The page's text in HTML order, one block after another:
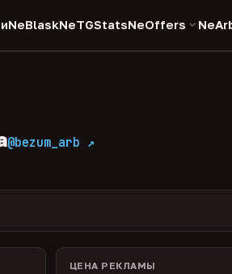
NeBlaskNeTGStatsNeOffers
@bezum_arb ↗
ЦЕНА РЕКЛАМЫ